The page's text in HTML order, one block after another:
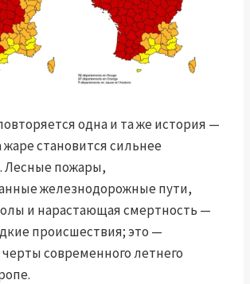
одна и та же история —
становится сильнее
пожары,
железнодорожные пути,
и нарастающая смертность —
происшествия; это —
современного летнего